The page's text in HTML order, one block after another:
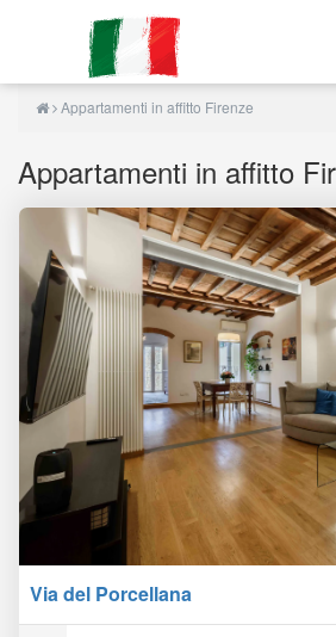
Appartamenti in affitto Firenze
Appartamenti in affitto
Via del Porcellana